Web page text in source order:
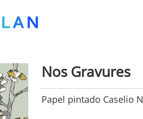
Nos Gravures
Papel pintado Caselio